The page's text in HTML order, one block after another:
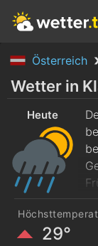
Österreich
Heute
7. Aug.
Heute
29°